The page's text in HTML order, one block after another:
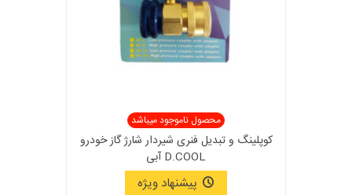
محصول ناموجود میباشد
کوپلینگ و تبدیل فنری شیردار شارژ گاز خودرو
D.COOL آبی
پیشنهاد ویژه